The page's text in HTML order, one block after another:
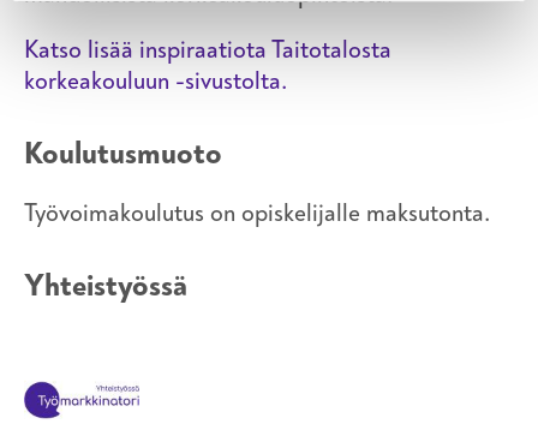
Katso lisää inspiraatiota Taitotalosta
korkeakouluun -sivustolta.
Koulutusmuoto
Työvoimakoulutus on opiskelijalle maksutonta.
Yhteistyössä